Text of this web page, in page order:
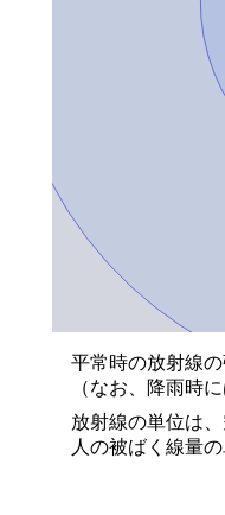
平常時の放射線の
（なお、降雨時に
放射線の単位は、
人の被ばく線量の